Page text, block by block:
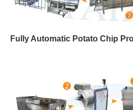
Fully Automatic Potato Chip